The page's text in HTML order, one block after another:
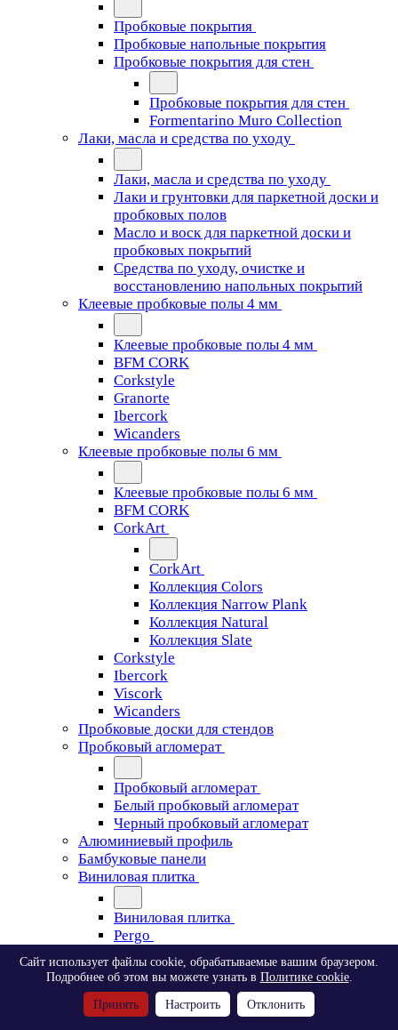
Пробковые покрытия
Пробковые напольные покрытия
Пробковые покрытия для стен
Пробковые покрытия для стен
Formentarino Muro Collection
Лаки, масла и средства по уходу
Лаки, масла и средства по уходу
Лаки и грунтовки для паркетной доски и
пробковых полов
Масло и воск для паркетной доски и
пробковых покрытий
Средства по уходу, очистке и
восстановлению напольных покрытий
Клеевые пробковые полы 4 мм
Клеевые пробковые полы 4 мм
BFM CORK
Corkstyle
Granorte
Ibercork
Wicanders
Клеевые пробковые полы 6 мм
Клеевые пробковые полы 6 мм
BFM CORK
CorkArt
CorkArt
Коллекция Colors
Коллекция Narrow Plank
Коллекция Natural
Коллекция Slate
Corkstyle
Ibercork
Viscork
Wicanders
Пробковые доски для стендов
Пробковый агломерат
Пробковый агломерат
Белый пробковый агломерат
Черный пробковый агломерат
Алюминиевый профиль
Бамбуковые панели
Виниловая плитка
Виниловая плитка
Pergo
Pergo
Classic Plank Optimum Glue
Modern Plank Optimum Glue
Сайт использует файлы cookie, обрабатываемые вашим браузером.
Подробнее об этом вы можете узнать в Политике cookie.
Принять Настроить Отклонить